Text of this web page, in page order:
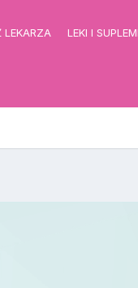
LEKARZA LEKI I